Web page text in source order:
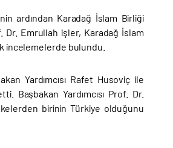
ardından Karadağ İslam Birliği
Dr. Emrullah işler, Karadağ İslam
incelemelerde bulundu.
Yardımcısı Rafet Husoviç ile
Başbakan Yardımcısı Prof. Dr.
birinin Türkiye olduğunu